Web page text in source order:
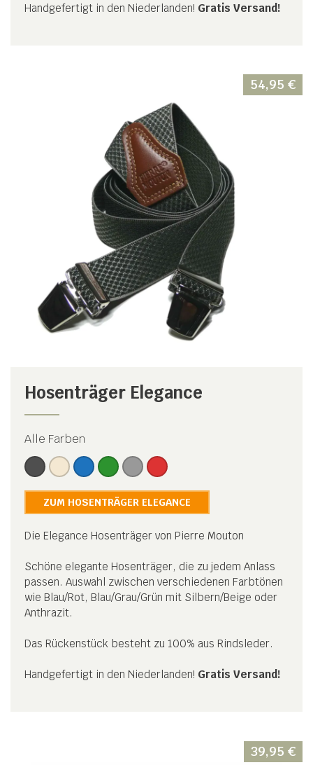
Handgefertigt in den Niederlanden! Gratis Versand!
54,95 €
Hosenträger Elegance
Die Elegance Hosenträger von Pierre Mouton
Schöne elegante Hosenträger, die zu jedem Anlass
passen. Auswahl zwischen verschiedenen Farbtönen
wie Blau/Rot, Blau/Grau/Grün mit Silbern/Beige oder
Anthrazit.
Das Rückenstück besteht zu 100% aus Rindsleder.
Handgefertigt in den Niederlanden! Gratis Versand!
Alle Farben
ZUM HOSENTRÄGER ELEGANCE
39,95 €